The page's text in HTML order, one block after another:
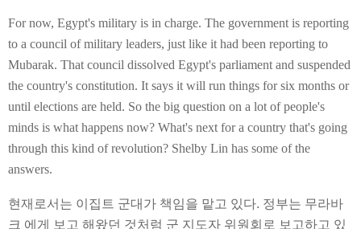
For now, Egypt's military is in charge. The government is reporting
to a council of military leaders, just like it had been reporting to
Mubarak. That council dissolved Egypt's parliament and suspended
the country's constitution. It says it will run things for six months or
until elections are held. So the big question on a lot of people's
minds is what happens now? What's next for a country that's going
through this kind of revolution? Shelby Lin has some of the
answers.
현재로서는 이집트 군대가 책임을 맡고 있다. 정부는 무라바
크 에게 보고 해왔던 것처럼 군 지도자 위원회로 보고하고 있